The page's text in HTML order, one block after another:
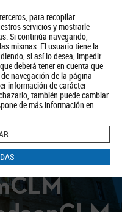
para recopilar
servicios y mostrarle
Si continúa navegando,
mismas. El usuario tiene la
si así lo desea, impedir
deberá tener en cuenta que
navegación de la página
información de carácter
también puede cambiar
de más información en
de Privacidad Aviso Legal
Política de Cookies
BUSCAR